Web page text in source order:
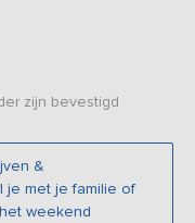
zijn bevestigd
&
je met je familie of
weekend